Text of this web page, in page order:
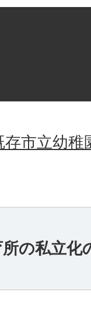
市立幼稚
の私立化